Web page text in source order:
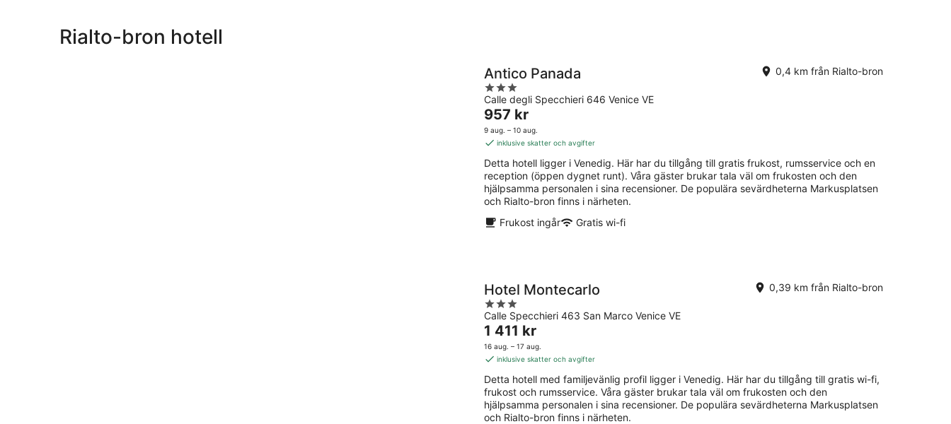
nära
Rialto-
helg
aug.
Rialto-bron hotell
Antico Panada
3
out
of
5
Calle degli Specchieri 646 Venice VE
0,4 km från Rialto-bron
Priset
är
957 kr
natt
957 kr
9 aug. – 10 aug.
inklusive skatter och avgifter
Detta hotell ligger i Venedig. Här har du tillgång till gratis frukost, rumsservice och en
reception (öppen dygnet runt). Våra gäster brukar tala väl om frukosten och den
hjälpsamma personalen i sina recensioner. De populära sevärdheterna Markusplatsen
och Rialto-bron finns i närheten.
Frukost ingår
Gratis wi-fi
Hotel Montecarlo
3
out
of
5
Calle Specchieri 463 San Marco Venice VE
0,39 km från Rialto-bron
Priset
är
1 411 kr
natt
1 411 kr
16 aug. – 17 aug.
inklusive skatter och avgifter
Detta hotell med familjevänlig profil ligger i Venedig. Här har du tillgång till gratis wi-fi,
frukost och rumsservice. Våra gäster brukar tala väl om frukosten och den
hjälpsamma personalen i sina recensioner. De populära sevärdheterna Markusplatsen
och Rialto-bron finns i närheten.